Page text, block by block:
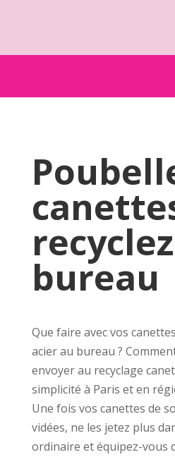
bureau
Que faire avec vos
acier au bureau ?
envoyer au recyclage
simplicité à Paris et en
Une fois vos canettes de
vidées, ne les jetez plus
ordinaire et équipez-vous